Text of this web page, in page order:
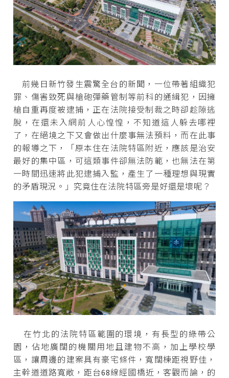
前幾日新竹發生震驚全台的新聞，一位帶著組織犯
罪、傷害致死與槍砲彈藥管制等前科的通緝犯，因擁
槍自重再度被逮捕，正在法院接受制裁之時卻趁隙逃
脫，在還未入網前人心惶惶，不知道這人躲去哪裡
了，在絕境之下又會做出什麼事無法預料，而在此事
的報導之下，「原本住在法院特區附近，應該是治安
最好的集中區，可這類事件卻無法防範，也無法在第
一時間迅速將此犯逮捕入監，產生了一種理想與現實
的矛盾現況。」究竟住在法院特區旁是好還是壞呢？
在竹北的法院特區範圍的環境，有長型的綠帶公
園，佔地廣闊的機關用地且建物不高，加上學校學
區，讓周邊的建案具有豪宅條件，寬闊棟距視野佳，
主幹道道路寬敞，距台68線經國橋近，客觀而論，的